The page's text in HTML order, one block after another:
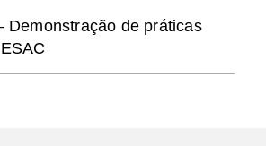
Demonstração de práticas